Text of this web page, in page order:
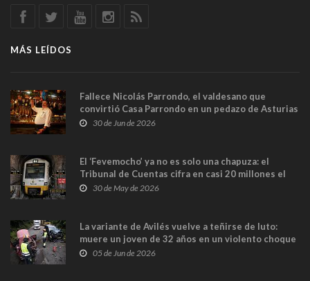
MÁS LEÍDOS
Fallece Nicolás Parrondo, el valdesano que
convirtió Casa Parrondo en un pedazo de Asturias
en Madrid
30 de Jun de 2026
El ‘Fevemocho’ ya no es solo una chapuza: el
Tribunal de Cuentas cifra en casi 20 millones el
sobrecoste de los trenes que no cabían por los
30 de May de 2026
La variante de Avilés vuelve a teñirse de luto:
muere un joven de 32 años en un violento choque
frontal
05 de Jun de 2026